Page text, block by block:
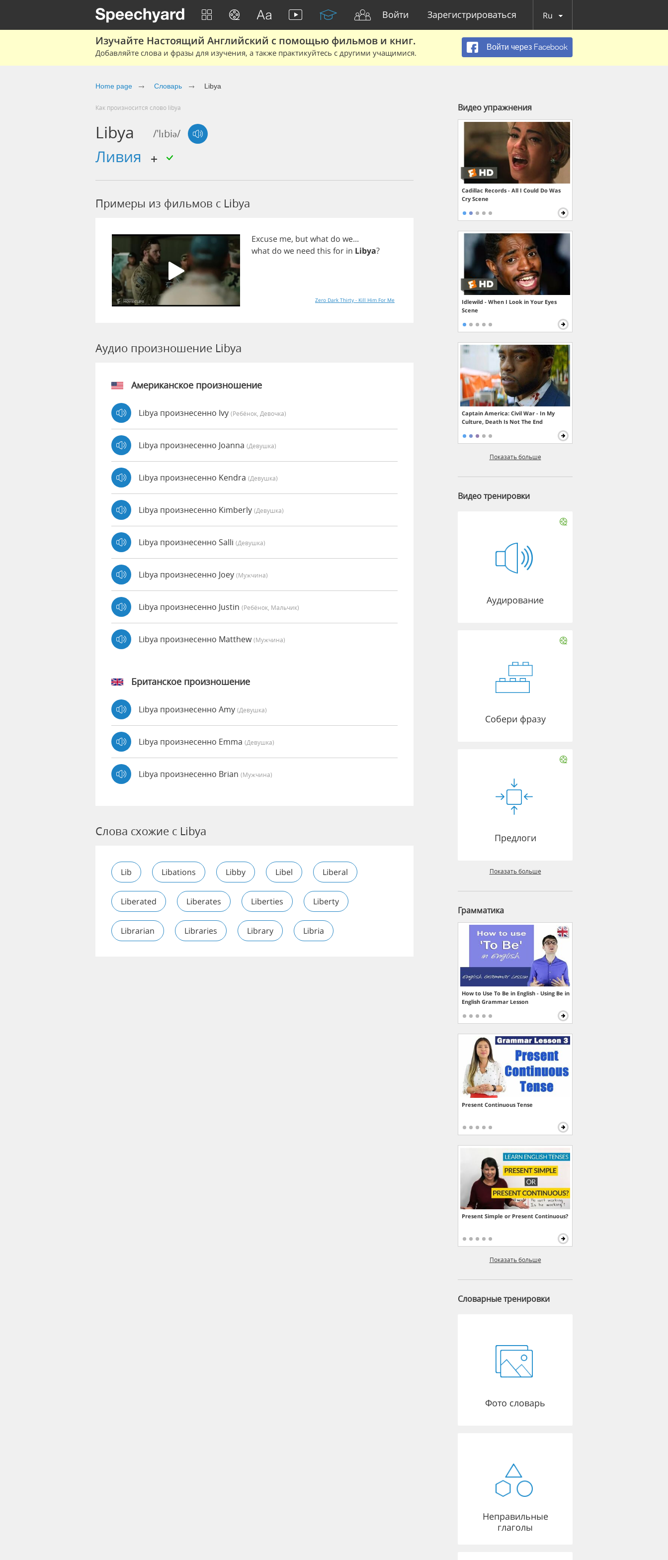
Войти Зарегистрироваться Ru
Изучайте Настоящий Английский с помощью фильмов и книг.
Добавляйте слова и фразы для изучения, а также практикуйтесь с другими учащимися.
Войти через Facebook
Home page Словарь Libya
Как произносится слово libya
Libya /'lɪbiə/
Ливия
Примеры из фильмов c Libya
Excuse me, butwhat do we...
what do we need this for in Libya?
Zero Dark Thirty - Kill Him For Me
Аудио произношение Libya
Американское произношение
Libya произнесенно Ivy (Ребёнок, Девочка)
Libya произнесенно Joanna (девушка)
Libya произнесенно Kendra (девушка)
Libya произнесенно Kimberly (девушка)
Libya произнесенно Salli (девушка)
Libya произнесенно Joey (мужчина)
Libya произнесенно Justin (Ребёнок, Мальчик)
Libya произнесенно Matthew(мужчина)
Британское произношение
Libya произнесенно Amy (девушка)
Libya произнесенно Emma (девушка)
Libya произнесенно Brian (мужчина)
Слова схожие с Libya
Lib Libations Libby Libel Liberal
Liberated Liberates Liberties Liberty
Librarian Libraries Library Libria
Видео упражнения
Cadillac Records - All I Could Do Was
Cry Scene
Idlewild - When I Look in Your Eyes
Scene
Captain America: Civil War - In My
Culture, Death Is Not The End
Показать больше
Видео тренировки
Аудирование
Собери фразу
Предлоги
Показать больше
Грамматика
How to Use To Be in English - Using Be in
English Grammar Lesson
Present Continuous Tense
Present Simple or Present Continuous?
Показать больше
Словарные тренировки
Фото словарь
Неправильные
глаголы